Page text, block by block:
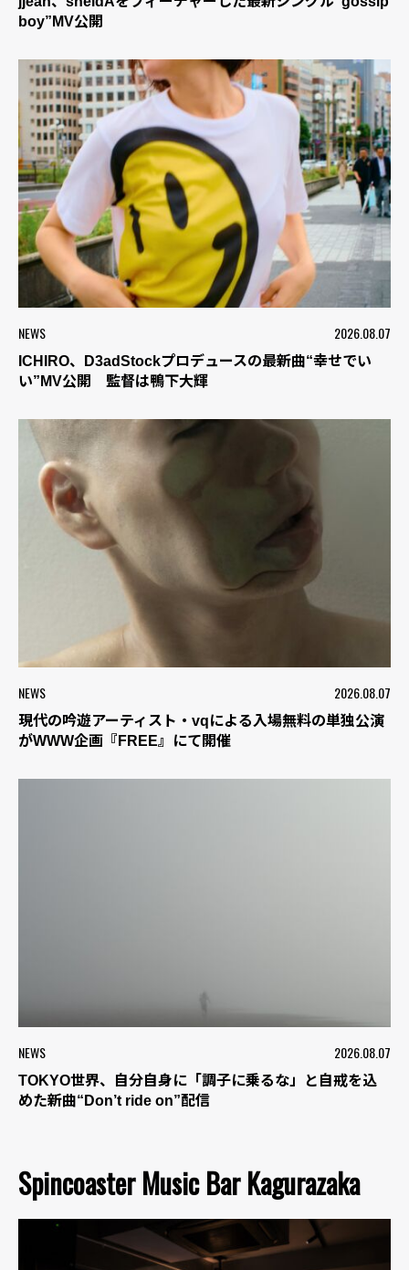
boy”MV公開
NEWS 2026.08.07
ICHIRO、D3adStockプロデュースの最新曲“幸せでい
い”MV公開 監督は鴨下大輝
NEWS 2026.08.07
現代の吟遊アーティスト・vqによる入場無料の単独公演
がWWW企画『FREE』にて開催
NEWS 2026.08.07
TOKYO世界、自分自身に「調子に乗るな」と自戒を込
めた新曲“Don’t ride on”配信
Spincoaster Music Bar Kagurazaka